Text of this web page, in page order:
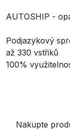
AUTOSHIP -
Podjazykový
až 330 vstřiků
100%
Nakupte